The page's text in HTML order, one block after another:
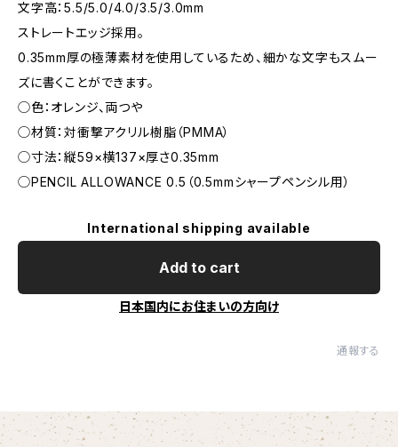
文字高：5.5/5.0/4.0/3.5/3.0mm
ストレートエッジ採用。
0.35mm厚の極薄素材を使用しているため、細かな文字もスムー
ズに書くことができます。
◯色：オレンジ、両つや
◯材質：対衝撃アクリル樹脂（PMMA）
◯寸法：縦59×横137×厚さ0.35mm
◯PENCIL ALLOWANCE 0.5（0.5mmシャープペンシル用）
International shipping available
Add to cart
日本国内にお住まいの方向け
通報する